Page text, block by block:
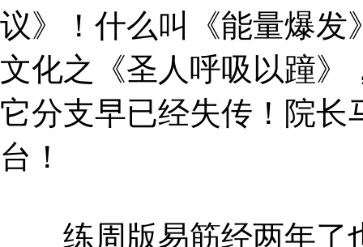
议》！什么叫《能量爆发
文化之《圣人呼吸以蹱》
它分支早已经失传！院长
台！
练周版易筋经两年了